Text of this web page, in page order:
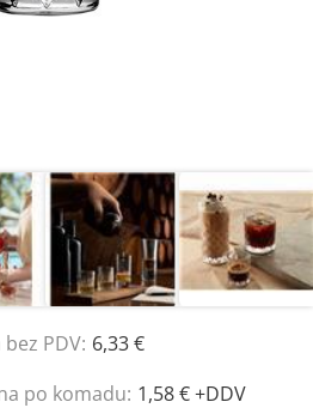
bez PDV: 6,33 €
po komadu: 1,58 € +DDV